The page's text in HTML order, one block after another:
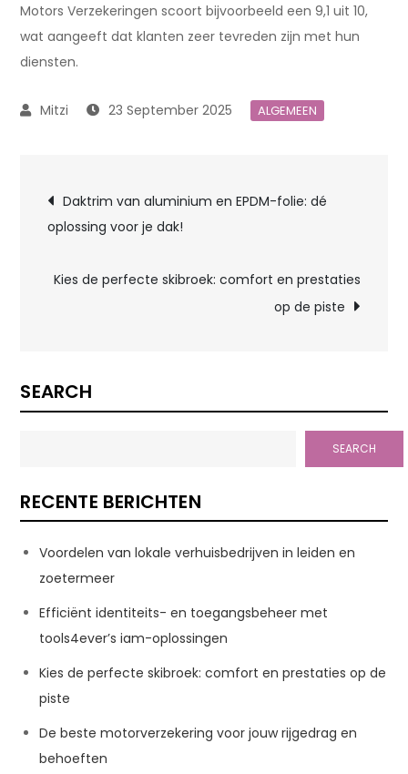
Motors Verzekeringen scoort bijvoorbeeld een 9,1 uit 10,
wat aangeeft dat klanten zeer tevreden zijn met hun
diensten.
23 September 2025 ALGEMEEN
Post
navigation
Daktrim van aluminium en EPDM-folie: dé
oplossing voor je dak!
Kies de perfecte skibroek: comfort en prestaties
op de piste
SEARCH
SEARCH
RECENTE BERICHTEN
Voordelen van lokale verhuisbedrijven in leiden en
zoetermeer
Efficiënt identiteits- en toegangsbeheer met
tools4ever’s iam-oplossingen
Kies de perfecte skibroek: comfort en prestaties op de
piste
De beste motorverzekering voor jouw rijgedrag en
behoeften